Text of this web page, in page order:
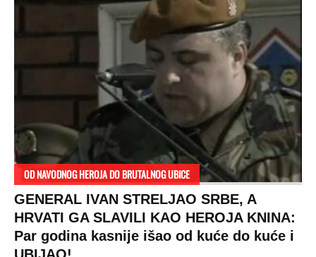
OD NAVODNOG HEROJA DO BRUTALNOG UBICE
GENERAL IVAN STRELJAO SRBE, A
HRVATI GA SLAVILI KAO HEROJA KNINA:
Par godina kasnije išao od kuće do kuće i